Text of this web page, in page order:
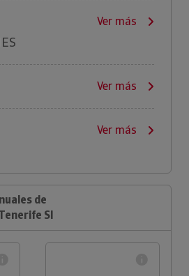
Ver más
Ver más
Ver más
de
Sl